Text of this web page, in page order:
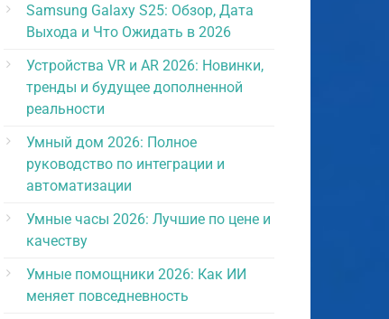
Samsung Galaxy S25: Обзор, Дата
Выхода и Что Ожидать в 2026
Устройства VR и AR 2026: Новинки,
тренды и будущее дополненной
реальности
Умный дом 2026: Полное
руководство по интеграции и
автоматизации
Умные часы 2026: Лучшие по цене и
качеству
Умные помощники 2026: Как ИИ
меняет повседневность